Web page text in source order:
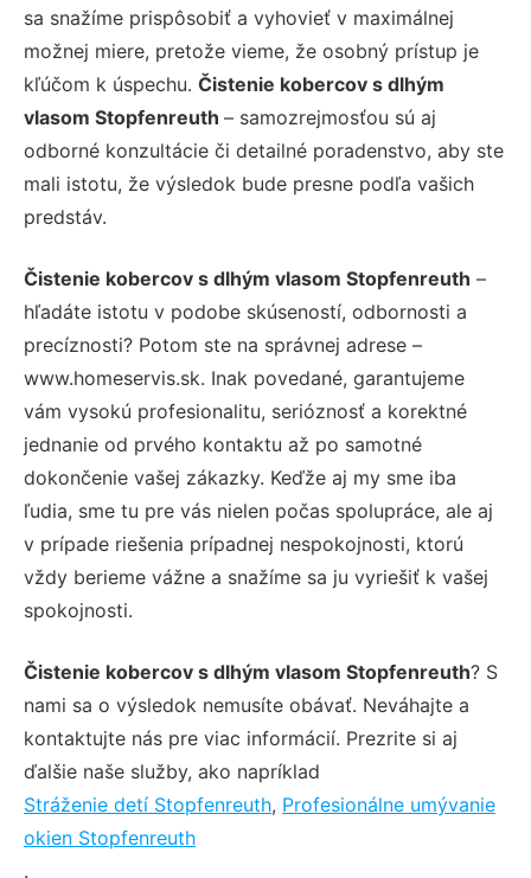
sa snažíme prispôsobiť a vyhovieť v maximálnej
možnej miere, pretože vieme, že osobný prístup je
kľúčom k úspechu. Čistenie kobercov s dlhým
vlasom Stopfenreuth – samozrejmosťou sú aj
odborné konzultácie či detailné poradenstvo, aby ste
mali istotu, že výsledok bude presne podľa vašich
predstáv.
Čistenie kobercov s dlhým vlasom Stopfenreuth –
hľadáte istotu v podobe skúseností, odbornosti a
precíznosti? Potom ste na správnej adrese –
www.homeservis.sk. Inak povedané, garantujeme
vám vysokú profesionalitu, serióznosť a korektné
jednanie od prvého kontaktu až po samotné
dokončenie vašej zákazky. Keďže aj my sme iba
ľudia, sme tu pre vás nielen počas spolupráce, ale aj
v prípade riešenia prípadnej nespokojnosti, ktorú
vždy berieme vážne a snažíme sa ju vyriešiť k vašej
spokojnosti.
Čistenie kobercov s dlhým vlasom Stopfenreuth? S
nami sa o výsledok nemusíte obávať. Neváhajte a
kontaktujte nás pre viac informácií. Prezrite si aj
ďalšie naše služby, ako napríklad
Stráženie detí Stopfenreuth, Profesionálne umývanie
okien Stopfenreuth
.